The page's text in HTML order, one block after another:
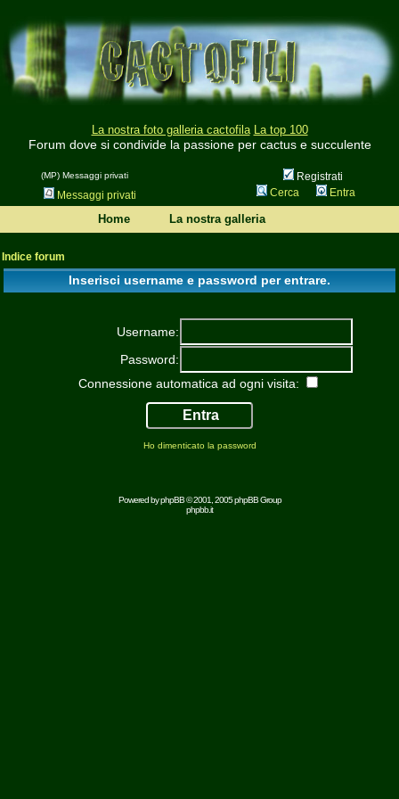
La nostra foto galleria cactofila La top 100
Forum dove si condivide la passione per cactus e succulente
(MP) Messaggi privati
Registrati
Messaggi privati
Cerca Entra
Home La nostra galleria
Indice forum
Inserisci username e password per entrare.
Username:
Password:
Connessione automatica ad ogni visita:
Ho dimenticato la password
Powered byphpBB© 2001, 2005 phpBB Group
phpbb.it